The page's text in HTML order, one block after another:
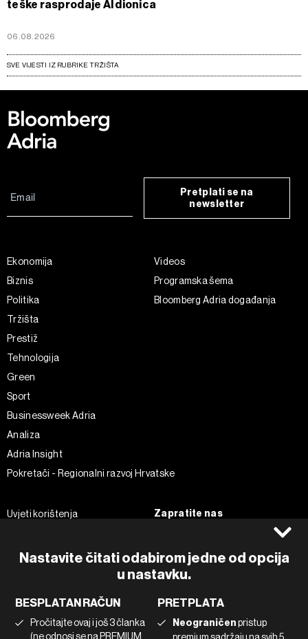
teške rasprodaje AI dionica
06.08.2026
SVE VIJESTI IZ RUBRIKE TRŽIŠTA
Nastavite čitati odabirom jedne od opcija
u nastavku.
BESPLATAN RAČUN
Pročitajte ovaj i još 3 članka
(ne odnosi se na PREMIUM
PRETPLATA
Neograničenpristup
Pretplati se na
newsletter
Ekonomija
Biznis
Politika
Tržišta
Prestiž
Tehnologija
Green
Sport
Businessweek Adria
Analiza
Adria Insight
Pokretači - Regionalni razvoj Hrvatske
Videos
Programska šema
Bloomberg Adria događanja
Uvjeti korištenja
Politika kolačića
Korištenje umjetne inteligencije
Zapratite nas
Instagram
Twitter
Tiktok